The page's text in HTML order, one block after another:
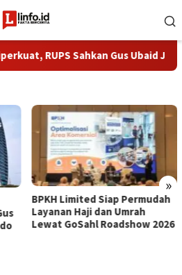
RUPS Sahkan Gus Ubaid Jadi
»
2026
​8 Tahun Tanpa Celah,
Buktikan Transparansi
Pengelolaan Dana